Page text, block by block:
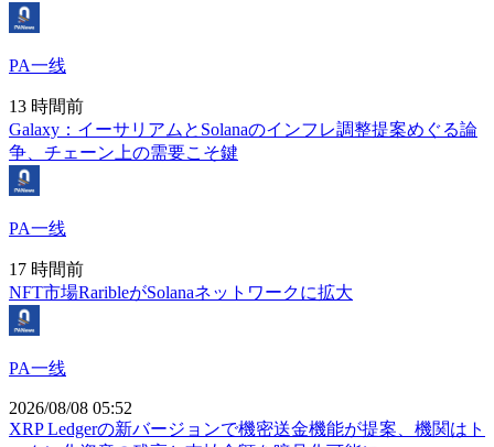
PA一线
13 時間前
Galaxy：イーサリアムとSolanaのインフレ調整提案めぐる論
争、チェーン上の需要こそ鍵
PA一线
17 時間前
NFT市場RaribleがSolanaネットワークに拡大
PA一线
2026/08/08 05:52
XRP Ledgerの新バージョンで機密送金機能が提案、機関はト